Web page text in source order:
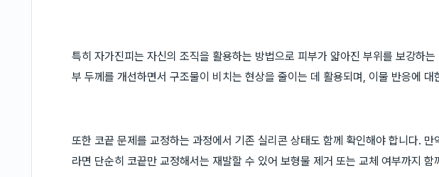
특히 자가진피는 자신의 조직을 활용하는 방법으로 피부가 얇아진 부위를 보강하는
부 두께를 개선하면서 구조물이 비치는 현상을 줄이는 데 활용되며, 이물 반응에 대
또한 코끝 문제를 교정하는 과정에서 기존 실리콘 상태도 함께 확인해야 합니다. 만
라면 단순히 코끝만 교정해서는 재발할 수 있어 보형물 제거 또는 교체 여부까지 함